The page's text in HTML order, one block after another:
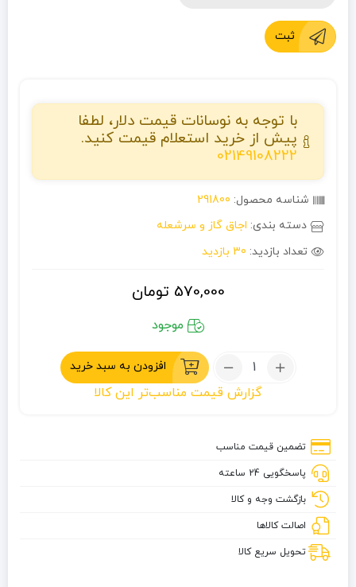
ثبت
با توجه به نوسانات قیمت دلار، لطفا
پیش از خرید استعلام قیمت کنید.
02149108222
شناسه محصول: 291800
دسته بندی: اجاق گاز و سرشعله
تعداد بازدید: 30 بازدید
570,000 تومان
موجود
تعداد:
افکن
مدل
920
افزودن به سبد خرید
گزارش قیمت مناسب‌تر این کالا
تضمین قیمت مناسب
پاسخگویی 24 ساعته
بازگشت وجه و کالا
اصالت کالاها
تحویل سریع کالا